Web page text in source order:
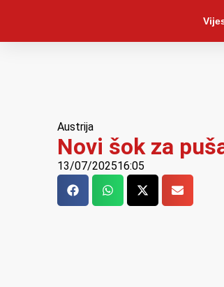
Austrija
Novi šok za
13/07/202516:05